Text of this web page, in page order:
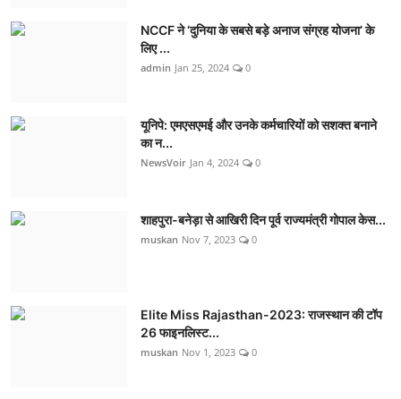
NCCF ने ‘दुनिया के सबसे बड़े अनाज संग्रह योजना’ के
लिए ...
admin Jan 25, 2024 0
यूनिपे: एमएसएमई और उनके कर्मचारियों को सशक्त बनाने
का न...
NewsVoir Jan 4, 2024 0
शाहपुरा-बनेड़ा से आखिरी दिन पूर्व राज्यमंत्री गोपाल केस...
muskan Nov 7, 2023 0
Elite Miss Rajasthan-2023: राजस्थान की टॉप
26 फाइनलिस्ट...
muskan Nov 1, 2023 0